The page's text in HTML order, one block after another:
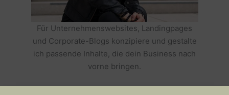
Für Unternehmenswebsites, Landingpages
und Corporate-Blogs konzipiere und gestalte
ich passende Inhalte, die dein Business nach
vorne bringen.